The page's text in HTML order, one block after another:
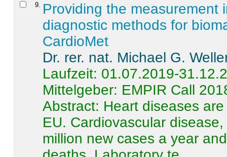
9
Providing the measurement
diagnostic methods for
CardioMet
Dr. rer. nat. Michael G.
Laufzeit: 01.07.2019-
Mittelgeber: EMPIR Call
Abstract: Heart diseases
EU. Cardiovascular
million new cases a year